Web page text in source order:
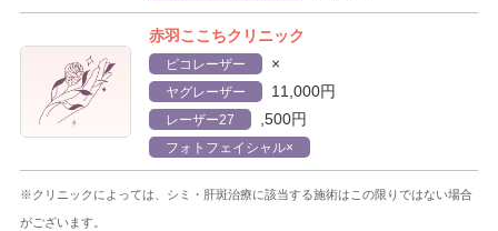
赤羽ここちクリニック
ピコレーザー ×
ヤグレーザー 11,000円
レーザー27 ,500円
フォトフェイシャル×
※クリニックによっては、シミ・肝斑治療に該当する施術はこの限りではない場合
がございます。